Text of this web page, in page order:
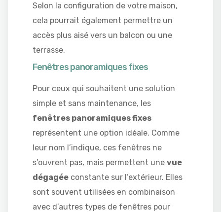
Selon la configuration de votre maison,
cela pourrait également permettre un
accès plus aisé vers un balcon ou une
terrasse.
Fenêtres panoramiques fixes
Pour ceux qui souhaitent une solution
simple et sans maintenance, les
fenêtres panoramiques fixes
représentent une option idéale. Comme
leur nom l’indique, ces fenêtres ne
s’ouvrent pas, mais permettent une vue
dégagée constante sur l’extérieur. Elles
sont souvent utilisées en combinaison
avec d’autres types de fenêtres pour